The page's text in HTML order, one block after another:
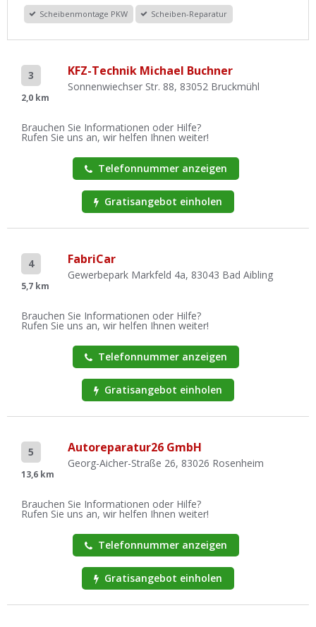
Scheibenmontage PKW Scheiben-Reparatur
3
2,0 km
KFZ-Technik Michael Buchner
Sonnenwiechser Str. 88, 83052 Bruckmühl
Brauchen Sie Informationen oder Hilfe?
Rufen Sie uns an, wir helfen Ihnen weiter!
Telefonnummer anzeigen
Gratisangebot einholen
4
5,7 km
FabriCar
Gewerbepark Markfeld 4a, 83043 Bad Aibling
Brauchen Sie Informationen oder Hilfe?
Rufen Sie uns an, wir helfen Ihnen weiter!
Telefonnummer anzeigen
Gratisangebot einholen
5
13,6 km
Autoreparatur26 GmbH
Georg-Aicher-Straße 26, 83026 Rosenheim
Brauchen Sie Informationen oder Hilfe?
Rufen Sie uns an, wir helfen Ihnen weiter!
Telefonnummer anzeigen
Gratisangebot einholen